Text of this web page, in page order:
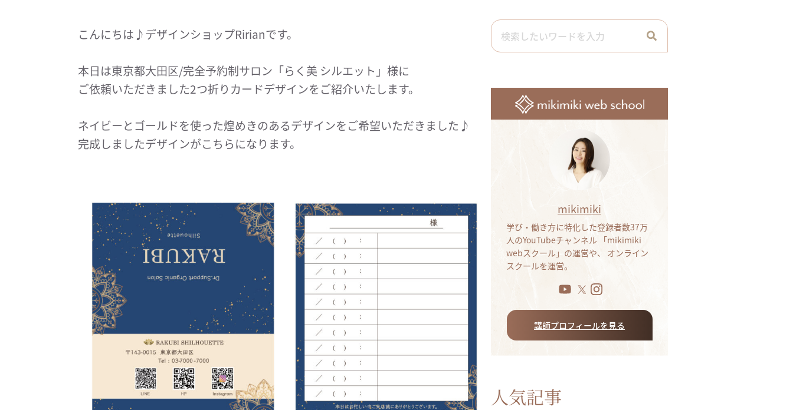
こんにちは♪デザインショップRirianです。
本日は東京都大田区/完全予約制サロン「らく美 シルエット」様に
ご依頼いただきました2つ折りカードデザインをご紹介いたします。
ネイビーとゴールドを使った煌めきのあるデザインをご希望いただきました♪
完成しましたデザインがこちらになります。
mikimiki
学び・働き方に特化した登録者数37万
人のYouTubeチャンネル 「mikimiki
webスクール」の運営や、 オンライン
スクールを運営。
講師プロフィールを見る
人気記事